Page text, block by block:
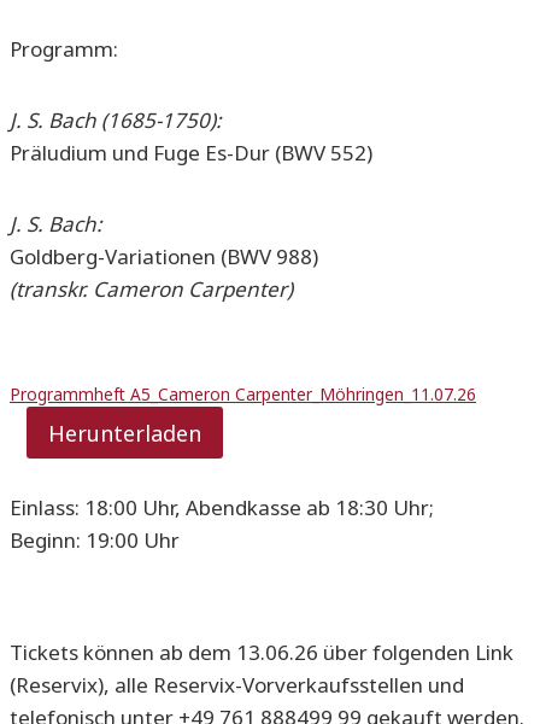
Programm:
J. S. Bach (1685-1750):
Präludium und Fuge Es-Dur (BWV 552)
J. S. Bach:
Goldberg-Variationen (BWV 988)
(transkr. Cameron Carpenter)
Programmheft A5_Cameron Carpenter_Möhringen_11.07.26
Herunterladen
Einlass: 18:00 Uhr, Abendkasse ab 18:30 Uhr;
Beginn: 19:00 Uhr
Tickets können ab dem 13.06.26 über folgenden Link
(Reservix), alle Reservix-Vorverkaufsstellen und
telefonisch unter +49 761 888499 99 gekauft werden.